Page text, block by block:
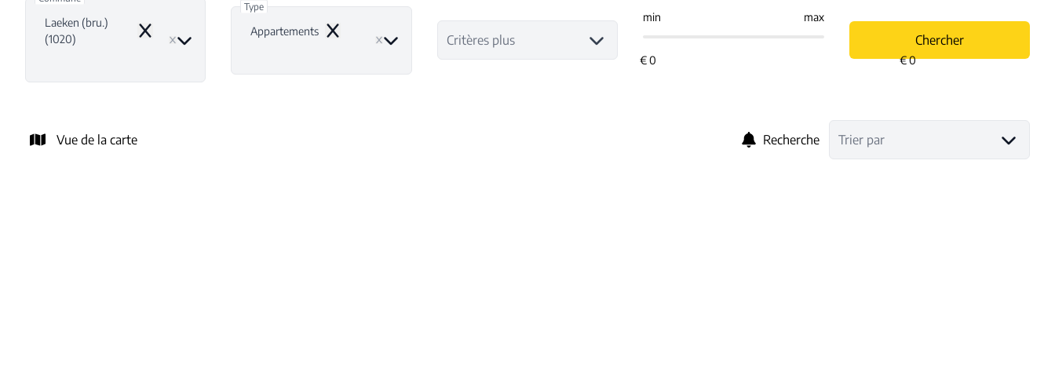
Laeken (bru.)
(1020)
Remove
Type
Appartements
Remove Critères plus
min max
Chercher
Vue de la carte Recherche Trier par